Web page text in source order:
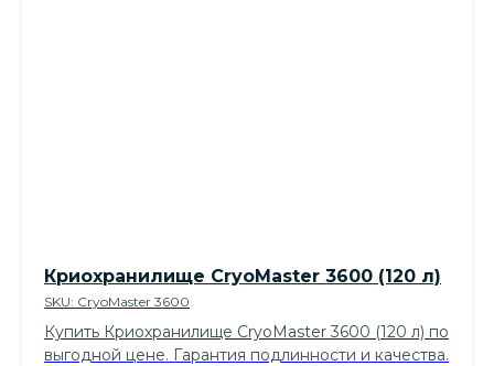
Криохранилище CryoMaster 3600 (120 л)
SKU: CryoMaster 3600
Купить Криохранилище CryoMaster 3600 (120 л) по
выгодной цене. Гарантия подлинности и качества.